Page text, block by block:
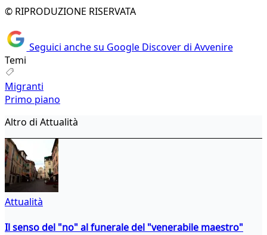
© RIPRODUZIONE RISERVATA
Seguici anche su Google Discover di Avvenire
Temi
Migranti
Primo piano
Altro di Attualità
Attualità
Il senso del "no" al funerale del "venerabile maestro"